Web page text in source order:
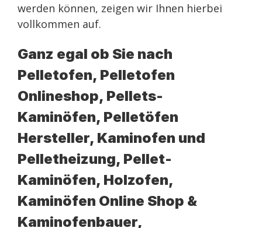
werden können, zeigen wir Ihnen hierbei
vollkommen auf.
Ganz egal ob Sie nach
Pelletofen, Pelletofen
Onlineshop, Pellets-
Kaminöfen, Pelletöfen
Hersteller, Kaminofen und
Pelletheizung, Pellet-
Kaminöfen, Holzofen,
Kaminöfen Online Shop &
Kaminofenbauer,